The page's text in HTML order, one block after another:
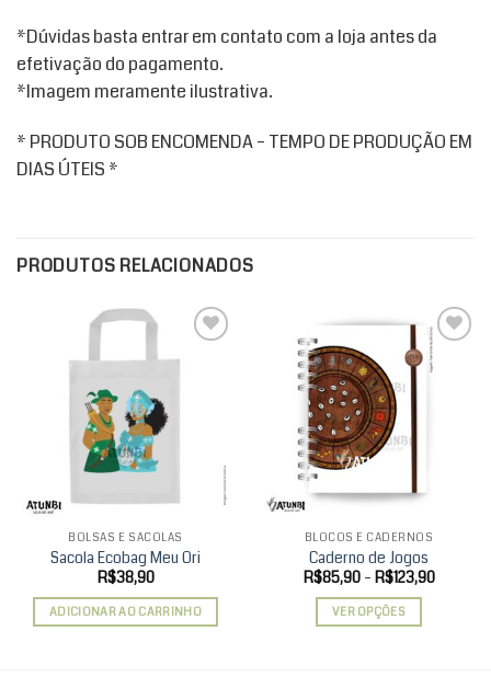
*Dúvidas basta entrar em contato com a loja antes da
efetivação do pagamento.
*Imagem meramente ilustrativa.
* PRODUTO SOB ENCOMENDA – TEMPO DE PRODUÇÃO EM
DIAS ÚTEIS *
PRODUTOS RELACIONADOS
BOLSAS E SACOLAS
Sacola Ecobag Meu Ori
R$38,90
ADICIONAR AO CARRINHO
BLOCOS E CADERNOS
Caderno de Jogos
R$85,90 – R$123,90Faixa
VER OPÇÕES